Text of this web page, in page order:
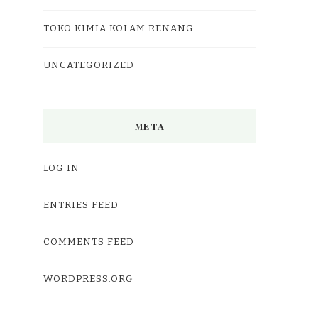
TOKO KIMIA KOLAM RENANG
UNCATEGORIZED
META
LOG IN
ENTRIES FEED
COMMENTS FEED
WORDPRESS.ORG